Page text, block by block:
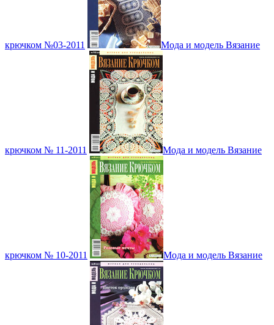
крючком №03-2011 Мода и модель Вязание
крючком № 11-2011 Мода и модель Вязание
крючком № 10-2011 Мода и модель Вязание